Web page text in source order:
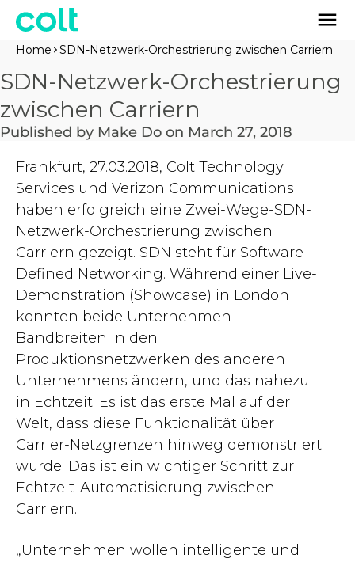
Home SDN-Netzwerk-Orchestrierung zwischen Carriern
SDN-Netzwerk-Orchestrierung
zwischen Carriern
Published by Make Do on March 27, 2018
Frankfurt, 27.03.2018, Colt Technology
Services und Verizon Communications
haben erfolgreich eine Zwei-Wege-SDN-
Netzwerk-Orchestrierung zwischen
Carriern gezeigt. SDN steht für Software
Defined Networking. Während einer Live-
Demonstration (Showcase) in London
konnten beide Unternehmen
Bandbreiten in den
Produktionsnetzwerken des anderen
Unternehmens ändern, und das nahezu
in Echtzeit. Es ist das erste Mal auf der
Welt, dass diese Funktionalität über
Carrier-Netzgrenzen hinweg demonstriert
wurde. Das ist ein wichtiger Schritt zur
Echtzeit-Automatisierung zwischen
Carriern.
„Unternehmen wollen intelligente und